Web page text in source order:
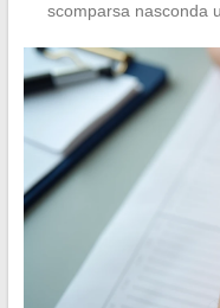
scomparsa nasconda